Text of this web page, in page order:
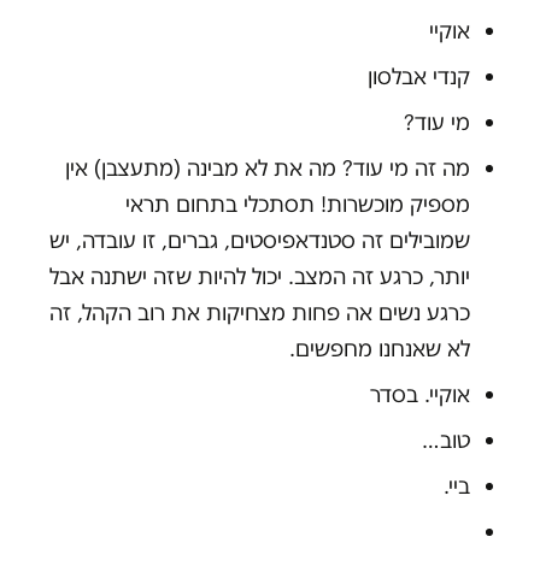
אוקיי
קנדי אבלסון
מי עוד?
מה זה מי עוד? מה את לא מבינה (מתעצבן) אין
מספיק מוכשרות! תסתכלי בתחום תראי
שמובילים זה סטנדאפיסטים, גברים, זו עובדה, יש
יותר, כרגע זה המצב. יכול להיות שזה ישתנה אבל
כרגע נשים אה פחות מצחיקות את רוב הקהל, זה
לא שאנחנו מחפשים.
אוקיי. בסדר
טוב…
ביי.